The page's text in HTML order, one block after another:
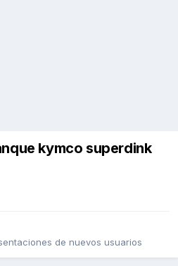
kymco superdink
de nuevos usuarios